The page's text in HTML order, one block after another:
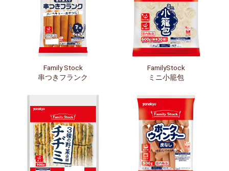
Family Stock
串つきフランク
FamilyStock
ミニ小籠包